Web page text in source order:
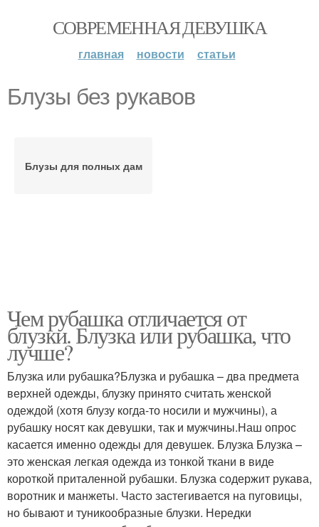
СОВРЕМЕННАЯ ДЕВУШКА
главная новости статьи
Блузы без рукавов
Блузы для полных дам
Чем рубашка отличается от
блузки. Блузка или рубашка, что
лучше?
Блузка или рубашка?Блузка и рубашка – два предмета
верхней одежды, блузку принято считать женской
одеждой (хотя блузу когда-то носили и мужчины), а
рубашку носят как девушки, так и мужчины.Наш опрос
касается именно одежды для девушек. Блузка Блузка –
это женская легкая одежда из тонкой ткани в виде
короткой приталенной рубашки. Блузка содержит рукава,
воротник и манжеты. Часто застегивается на пуговицы,
но бывают и туникообразные блузки. Нередки